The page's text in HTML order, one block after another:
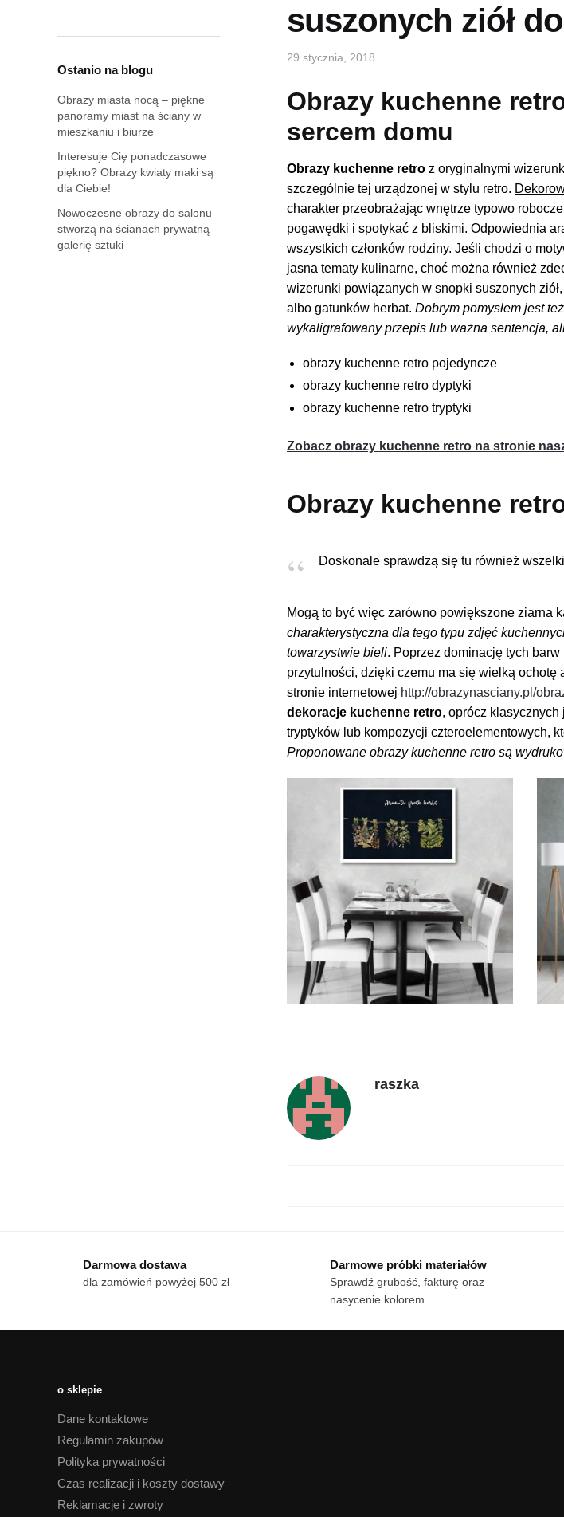
suszonych ziół
29 stycznia, 2018
Obrazy kuchenne
sercem domu
Obrazy kuchenne retro z oryginalnymi
szczególnie tej urządzonej w stylu retro.
charakter przeobrażając wnętrze typowo
pogawędki i spotykać z bliskimi. Odpowiednia
wszystkich członków rodziny. Jeśli chodzi o
jasna tematy kulinarne, choć można również
wizerunki powiązanych w snopki suszonych
albo gatunków herbat. Dobrym pomysłem jest
wykaligrafowany przepis lub ważna sentencja,
obrazy kuchenne retro pojedyncze
obrazy kuchenne retro dyptyki
obrazy kuchenne retro tryptyki
Zobacz obrazy kuchenne retro na stronie
Obrazy kuchenne
Doskonale sprawdzą się tu również
Mogą to być więc zarówno powiększone ziarna
charakterystyczna dla tego typu zdjęć
towarzystwie bieli. Poprzez dominację tych barw
przytulności, dzięki czemu ma się wielką
stronie internetowej http://obrazynasciany.pl/
dekoracje kuchenne retro, oprócz
tryptyków lub kompozycji czteroelementowych,
Proponowane obrazy kuchenne retro są
raszka
Ostanio na blogu
Obrazy miasta nocą – piękne
panoramy miast na ściany w
mieszkaniu i biurze
Interesuje Cię ponadczasowe
piękno? Obrazy kwiaty maki są
dla Ciebie!
Nowoczesne obrazy do salonu
stworzą na ścianach prywatną
galerię sztuki
Darmowa dostawa
dla zamówień powyżej 500 zł
Darmowe próbki materiałów
Sprawdź grubość, fakturę oraz
nasycenie kolorem
o sklepie
Dane kontaktowe
Regulamin zakupów
Polityka prywatności
Czas realizacji i koszty dostawy
Reklamacje i zwroty